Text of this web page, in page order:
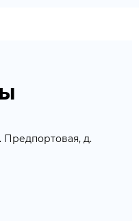
Предпортовая, д.